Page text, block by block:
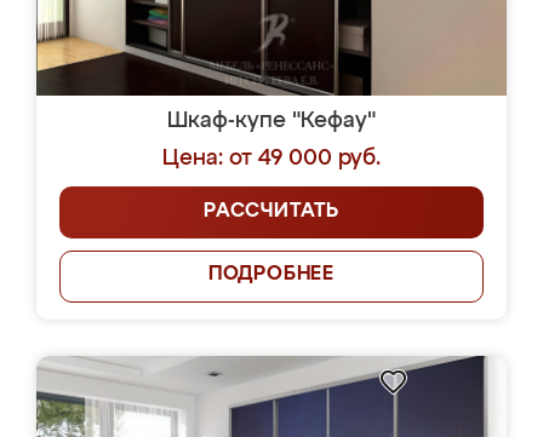
Шкаф-купе "Кефау"
Цена: от 49 000 руб.
РАССЧИТАТЬ
ПОДРОБНЕЕ